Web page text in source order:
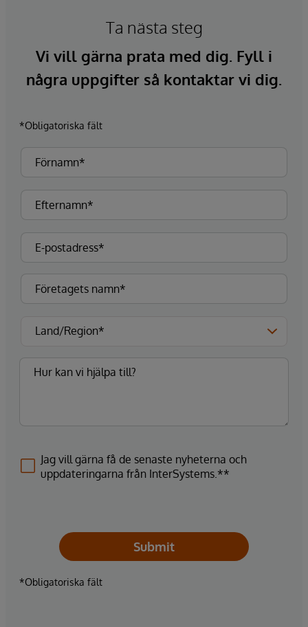
Ta nästa steg
Vi vill gärna prata med dig. Fyll i
några uppgifter så kontaktar vi dig.
*Obligatoriska fält
Jag vill gärna få de senaste nyheterna och
uppdateringarna från InterSystems.**
Submit
*Obligatoriska fält